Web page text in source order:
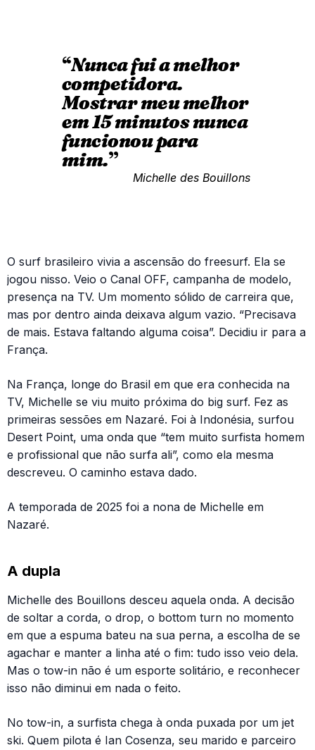
“Nunca fui a melhor
competidora.
Mostrar meu melhor
em 15 minutos nunca
funcionou para
mim.”
Michelle des Bouillons
O surf brasileiro vivia a ascensão do freesurf. Ela se
jogou nisso. Veio o Canal OFF, campanha de modelo,
presença na TV. Um momento sólido de carreira que,
mas por dentro ainda deixava algum vazio. “Precisava
de mais. Estava faltando alguma coisa”. Decidiu ir para a
França.
Na França, longe do Brasil em que era conhecida na
TV, Michelle se viu muito próxima do big surf. Fez as
primeiras sessões em Nazaré. Foi à Indonésia, surfou
Desert Point, uma onda que “tem muito surfista homem
e profissional que não surfa ali”, como ela mesma
descreveu. O caminho estava dado.
A temporada de 2025 foi a nona de Michelle em
Nazaré.
A dupla
Michelle des Bouillons desceu aquela onda. A decisão
de soltar a corda, o drop, o bottom turn no momento
em que a espuma bateu na sua perna, a escolha de se
agachar e manter a linha até o fim: tudo isso veio dela.
Mas o tow-in não é um esporte solitário, e reconhecer
isso não diminui em nada o feito.
No tow-in, a surfista chega à onda puxada por um jet
ski. Quem pilota é Ian Cosenza, seu marido e parceiro